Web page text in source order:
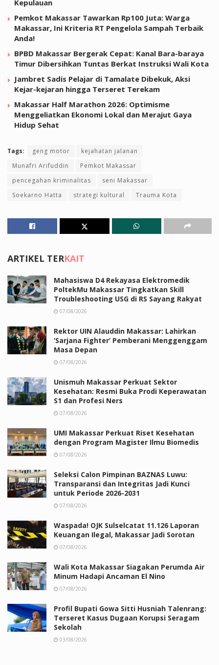
Kepulauan
Pemkot Makassar Tawarkan Rp100 Juta: Warga
Makassar, Ini Kriteria RT Pengelola Sampah Terbaik
Anda!
BPBD Makassar Bergerak Cepat: Kanal Bara-baraya
Timur Dibersihkan Tuntas Berkat Instruksi Wali Kota
Jambret Sadis Pelajar di Tamalate Dibekuk, Aksi
Kejar-kejaran hingga Terseret Terekam
Makassar Half Marathon 2026: Optimisme
Menggeliatkan Ekonomi Lokal dan Merajut Gaya
Hidup Sehat
Tags: geng motor
kejahatan jalanan
Munafri Arifuddin
Pemkot Makassar
pencegahan kriminalitas
seni Makassar
Soekarno Hatta
strategi kultural Trauma Kota
ARTIKEL TERKAIT
Mahasiswa D4 Rekayasa Elektromedik
PoltekMu Makassar Tingkatkan Skill
Troubleshooting USG di RS Sayang Rakyat
07/08/2026
Rektor UIN Alauddin Makassar: Lahirkan
‘Sarjana Fighter’ Pemberani Menggenggam
Masa Depan
07/08/2026
Unismuh Makassar Perkuat Sektor
Kesehatan: Resmi Buka Prodi Keperawatan
S1 dan Profesi Ners
07/08/2026
UMI Makassar Perkuat Riset Kesehatan
dengan Program Magister Ilmu Biomedis
07/08/2026
Seleksi Calon Pimpinan BAZNAS Luwu:
Transparansi dan Integritas Jadi Kunci
untuk Periode 2026-2031
07/08/2026
Waspada! OJK Sulselcatat 11.126 Laporan
Keuangan Ilegal, Makassar Jadi Sorotan
07/08/2026
Wali Kota Makassar Siagakan Perumda Air
Minum Hadapi Ancaman El Nino
07/08/2026
Profil Bupati Gowa Sitti Husniah Talenrang:
Terseret Kasus Dugaan Korupsi Seragam
Sekolah
03/08/2026